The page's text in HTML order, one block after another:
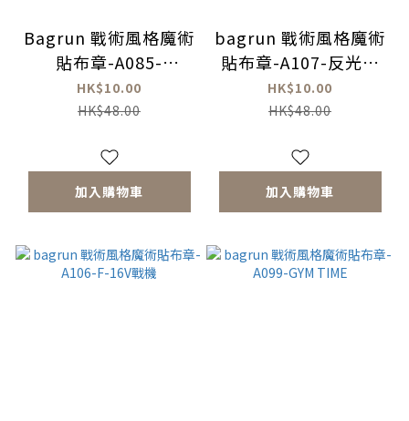
Bagrun 戰術風格魔術
貼布章-A085-
EXPLORE探索
HK$10.00
HK$48.00
加入購物車
bagrun 戰術風格魔術
貼布章-A107-反光緊
急醫療EMS (2色)
HK$10.00
HK$48.00
加入購物車